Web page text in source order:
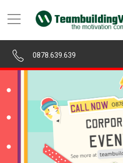
0878.639.639